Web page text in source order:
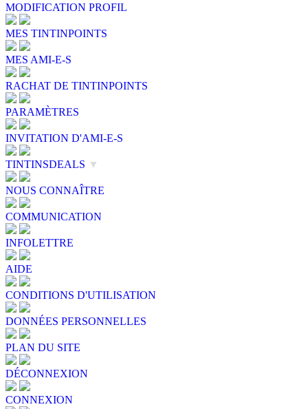
MODIFICATION PROFIL
MES TINTINPOINTS
MES AMI-E-S
RACHAT DE TINTINPOINTS
PARAMÈTRES
INVITATION D'AMI-E-S
TINTINSDEALS ▼
NOUS CONNAÎTRE
COMMUNICATION
INFOLETTRE
AIDE
CONDITIONS D'UTILISATION
DONNÉES PERSONNELLES
PLAN DU SITE
DÉCONNEXION
CONNEXION